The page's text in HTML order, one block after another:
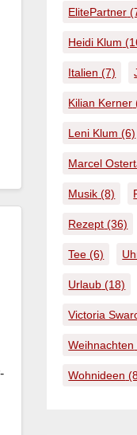
ElitePartner
Heidi Klum
Italien (7)
Kilian Kerner
Leni Klum (6)
Marcel
Musik (8)
Rezept (36)
Tee (6)
Urlaub (18)
Victoria
Weihnachten
Wohnideen